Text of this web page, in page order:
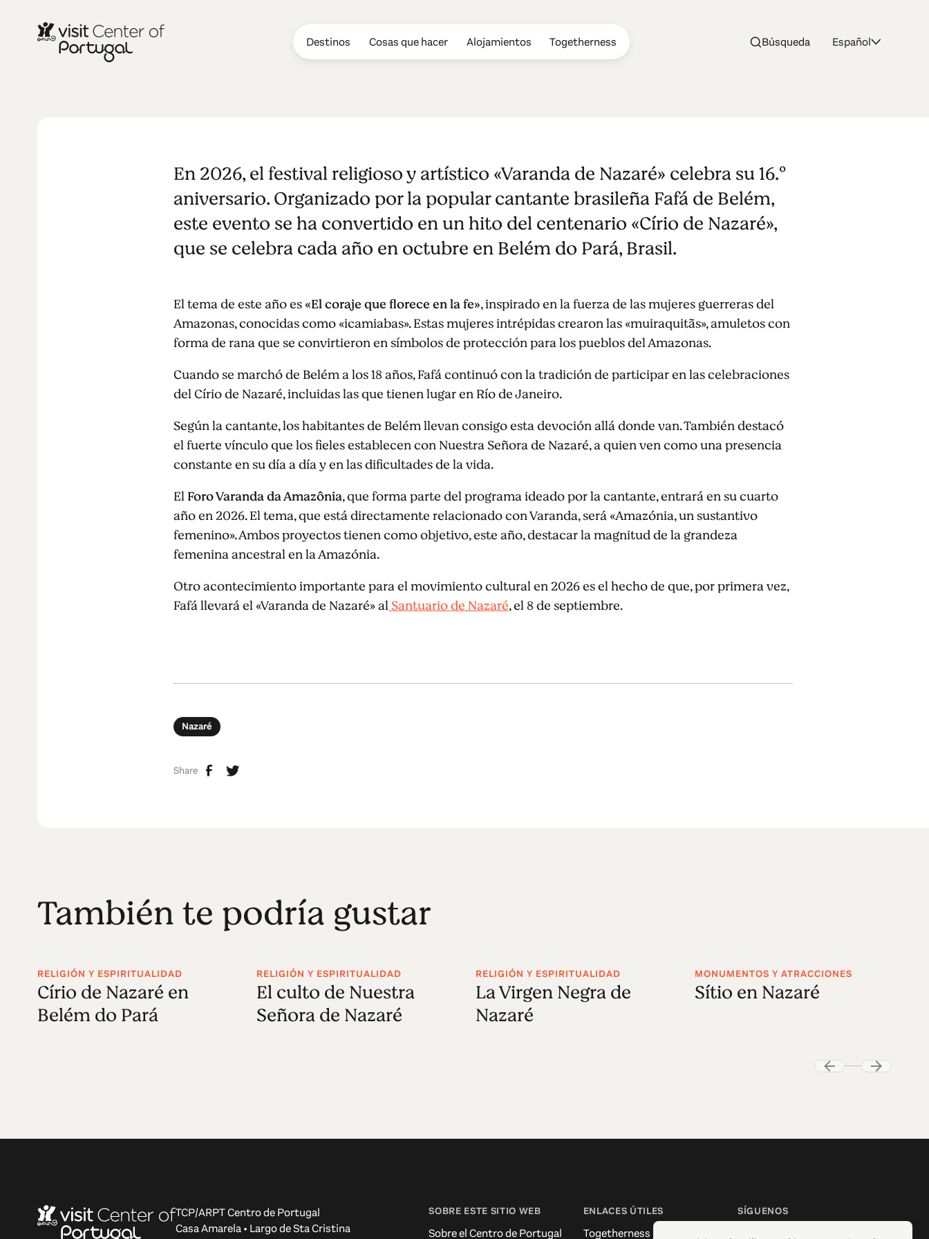
Destinos Cosas que hacer Alojamientos Togetherness Búsqueda Español
Varanda de Nazaré
En 2026, el festival religioso y artístico «Varanda de Nazaré» celebra su 16.º
aniversario. Organizado por la popular cantante brasileña Fafá de Belém,
este evento se ha convertido en un hito del centenario «Círio de Nazaré»,
que se celebra cada año en octubre en Belém do Pará, Brasil.
El tema de este año es«El coraje que florece en la fe», inspirado en la fuerza de las mujeres guerreras del
Amazonas, conocidas como «icamiabas». Estas mujeres intrépidas crearon las «muiraquitãs», amuletos con
forma de rana que se convirtieron en símbolos de protección para los pueblos del Amazonas.
Cuando se marchó de Belém a los 18 años, Fafá continuó con la tradición de participar en las celebraciones
del Círio de Nazaré, incluidas las que tienen lugar en Río de Janeiro.
Según la cantante, los habitantes de Belém llevan consigo esta devoción allá donde van. También destacó
el fuerte vínculo que los fieles establecen con Nuestra Señora de Nazaré, a quien ven como una presencia
constante en su día a día y en las dificultades de la vida.
ElForo Varanda da Amazônia, que forma parte del programa ideado por la cantante, entrará en su cuarto
año en 2026. El tema, que está directamente relacionado con Varanda, será «Amazónia, un sustantivo
femenino». Ambos proyectos tienen como objetivo, este año, destacar la magnitud de la grandeza
femenina ancestral en la Amazónia.
Otro acontecimiento importante para el movimiento cultural en 2026 es el hecho de que, por primera vez,
Fafá llevará el «Varanda de Nazaré» alSantuario de Nazaré, el 8 de septiembre.
Nazaré
Share
También te podría gustar
RELIGIÓN Y ESPIRITUALIDAD
Círio de Nazaré en
Belém do Pará
RELIGIÓN Y ESPIRITUALIDAD
El culto de Nuestra
Señora de Nazaré
RELIGIÓN Y ESPIRITUALIDAD
La Virgen Negra de
Nazaré
MONUMENTOS Y ATRACCIONES
Sítio en Nazaré
TCP/ARPT Centro de Portugal
Casa Amarela • Largo de Sta Cristina
SOBRE ESTE SITIO WEB
Sobre el Centro de Portugal
ENLACES ÚTILES
Togetherness
SÍGUENOS